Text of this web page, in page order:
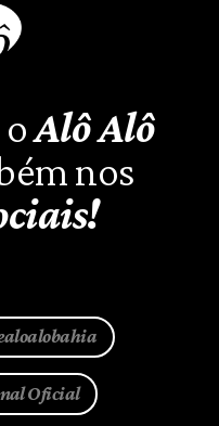
oAlô Alô
nos
Oficial